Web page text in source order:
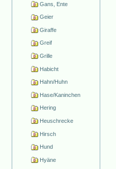
Gans, Ente
Geier
Giraffe
Greif
Grille
Habicht
Hahn/Huhn
Hase/Kaninchen
Hering
Heuschrecke
Hirsch
Hund
Hyäne